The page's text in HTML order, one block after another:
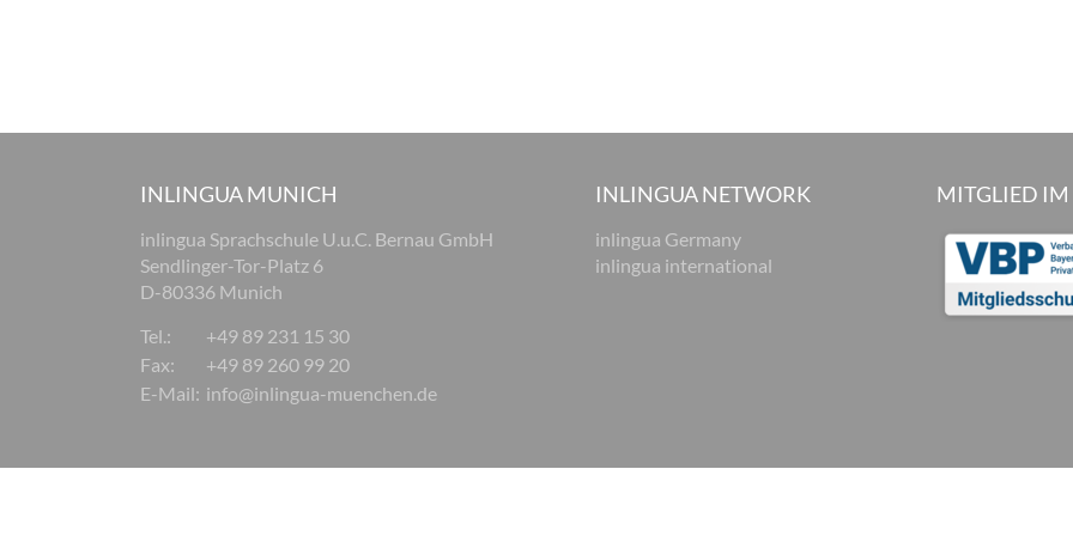
INLINGUA MUNICH
inlingua Sprachschule U.u.C. Bernau GmbH
Sendlinger-Tor-Platz 6
D-80336 Munich
Tel.:
+49 89 231 15 30
Fax:
+49 89 260 99 20
E-Mail: info@inlingua-muenchen.de
INLINGUA NETWORK
inlingua Germany
inlingua international
MITGLIED IM